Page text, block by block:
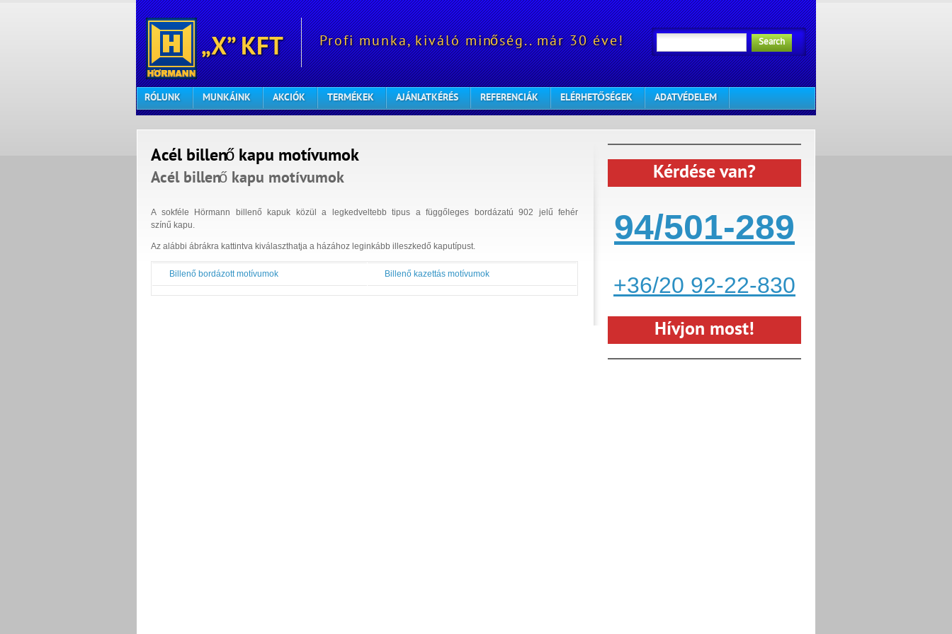
„X” KFT Profi munka, kiváló minőség.. már 30 éve! Search
RÓLUNK MUNKÁINK AKCIÓK TERMÉKEK AJÁNLATKÉRÉS REFERENCIÁK ELÉRHETŐSÉGEK ADATVÉDELEM
Acél billenő kapu motívumok
Acél billenő kapu motívumok
A sokféle Hörmann billenő kapuk közül a legkedveltebb tipus a függőleges bordázatú 902 jelű fehér
színű kapu.
Az alábbi ábrákra kattintva kiválaszthatja a házához leginkább illeszkedő kaputípust.
Billenő bordázott motívumok Billenő kazettás motívumok
Kérdése van?
94/501-289
+36/20 92-22-830
Hívjon most!